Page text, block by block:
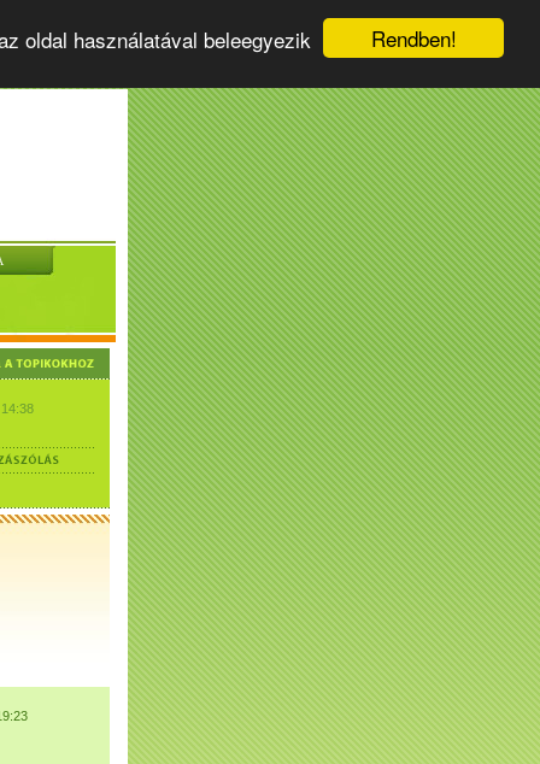
Rendben!
oldal használatával beleegyezik